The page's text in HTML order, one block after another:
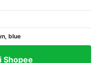
blue
Shopee